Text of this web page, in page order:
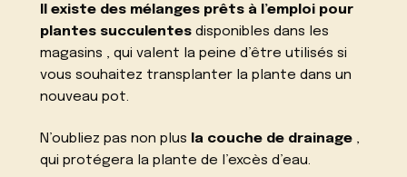
Il existe des mélanges prêts à l’emploi pour
plantes succulentes disponibles dans les
magasins , qui valent la peine d’être utilisés si
vous souhaitez transplanter la plante dans un
nouveau pot.
N’oubliez pas non plus la couche de drainage ,
qui protégera la plante de l’excès d’eau.